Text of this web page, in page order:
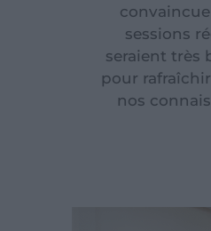
sessions
seraient très
pour
nos